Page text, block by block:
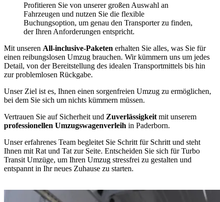
Profitieren Sie von unserer großen Auswahl an
Fahrzeugen und nutzen Sie die flexible
Buchungsoption, um genau den Transporter zu finden,
der Ihren Anforderungen entspricht.
Mit unseren All-inclusive-Paketen erhalten Sie alles, was Sie für
einen reibungslosen Umzug brauchen. Wir kümmern uns um jedes
Detail, von der Bereitstellung des idealen Transportmittels bis hin
zur problemlosen Rückgabe.
Unser Ziel ist es, Ihnen einen sorgenfreien Umzug zu ermöglichen,
bei dem Sie sich um nichts kümmern müssen.
Vertrauen Sie auf Sicherheit und Zuverlässigkeit mit unserem
professionellen Umzugswagenverleih in Paderborn.
Unser erfahrenes Team begleitet Sie Schritt für Schritt und steht
Ihnen mit Rat und Tat zur Seite. Entscheiden Sie sich für Turbo
Transit Umzüge, um Ihren Umzug stressfrei zu gestalten und
entspannt in Ihr neues Zuhause zu starten.